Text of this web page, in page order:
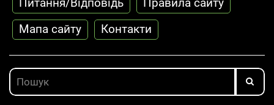
Мапа сайту
Контакти